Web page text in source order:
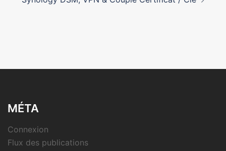
MÉTA
Connexion
Flux des publications